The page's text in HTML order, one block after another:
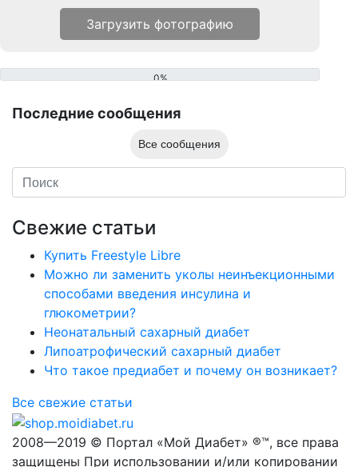
0%
Последние сообщения
Все сообщения
Свежие статьи
Купить Freestyle Libre
Можно ли заменить уколы неинъекционными
способами введения инсулина и
глюкометрии?
Неонатальный сахарный диабет
Липоатрофический сахарный диабет
Что такое предиабет и почему он возникает?
Все свежие статьи
2008—2019 © Портал «Мой Диабет» ®™, все права
защищены При использовании и/или копировании